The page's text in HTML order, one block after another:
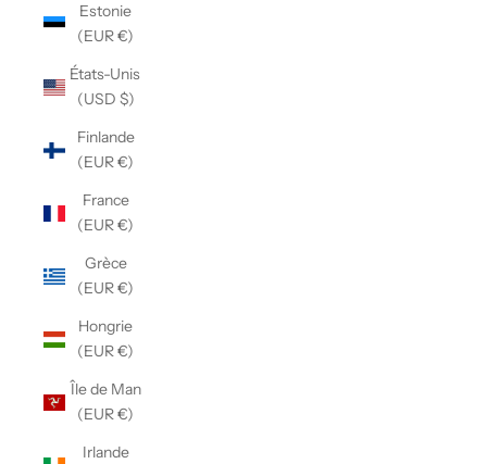
Estonie
(EUR €)
États-Unis
(USD $)
Finlande
(EUR €)
France
(EUR €)
Grèce
(EUR €)
Hongrie
(EUR €)
Île de Man
(EUR €)
Irlande